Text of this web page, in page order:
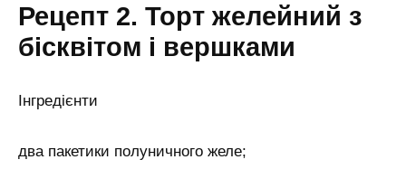
Рецепт 2. Торт желейний з
бісквітом і вершками
Інгредієнти
два пакетики полуничного желе;